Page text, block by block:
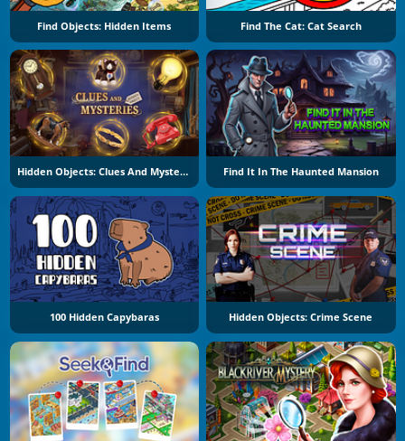
Find Objects: Hidden Items Find The Cat: Cat Search
Hidden Objects: Clues And Mysteries Find It In The Haunted Mansion
100 Hidden Capybaras Hidden Objects: Crime Scene